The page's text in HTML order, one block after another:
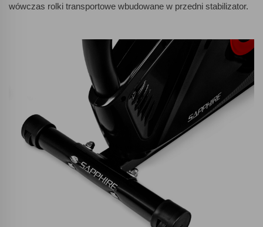
wówczas rolki transportowe wbudowane w przedni stabilizator.